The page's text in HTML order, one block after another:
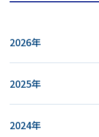
2026年
2025年
2024年